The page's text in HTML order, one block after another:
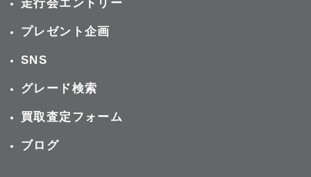
走行会エントリー
プレゼント企画
SNS
グレード検索
買取査定フォーム
ブログ